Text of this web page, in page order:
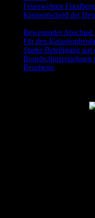
Feuerwehren
Kreisentscheid der
Bewegender
Für den
Starke Beteiligung
Bensheim